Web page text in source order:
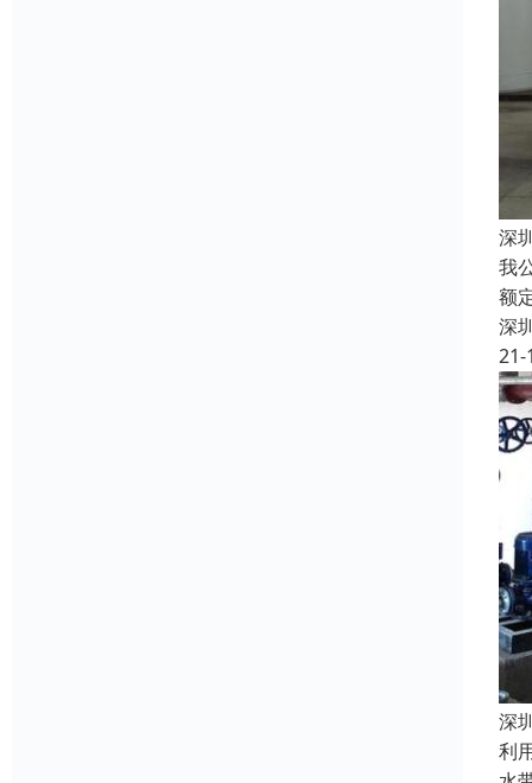
深
我
额
深
21-
深
利